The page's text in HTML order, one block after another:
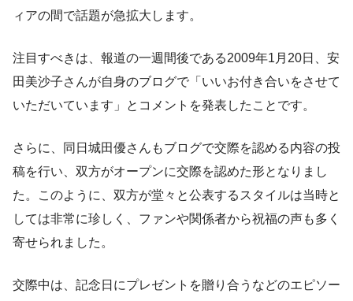
ィアの間で話題が急拡大します。
注目すべきは、報道の一週間後である2009年1月20日、安
田美沙子さんが自身のブログで「いいお付き合いをさせて
いただいています」とコメントを発表したことです。
さらに、同日城田優さんもブログで交際を認める内容の投
稿を行い、双方がオープンに交際を認めた形となりまし
た。このように、双方が堂々と公表するスタイルは当時と
しては非常に珍しく、ファンや関係者から祝福の声も多く
寄せられました。
交際中は、記念日にプレゼントを贈り合うなどのエピソー